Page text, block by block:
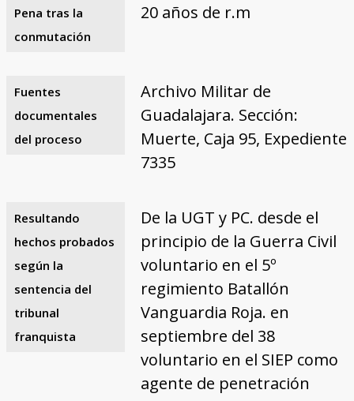
Pena tras la
conmutación
20 años de r.m
Fuentes
documentales
del proceso
Archivo Militar de
Guadalajara. Sección:
Muerte, Caja 95, Expediente
7335
Resultando
hechos probados
según la
sentencia del
tribunal
franquista
De la UGT y PC. desde el
principio de la Guerra Civil
voluntario en el 5º
regimiento Batallón
Vanguardia Roja. en
septiembre del 38
voluntario en el SIEP como
agente de penetración